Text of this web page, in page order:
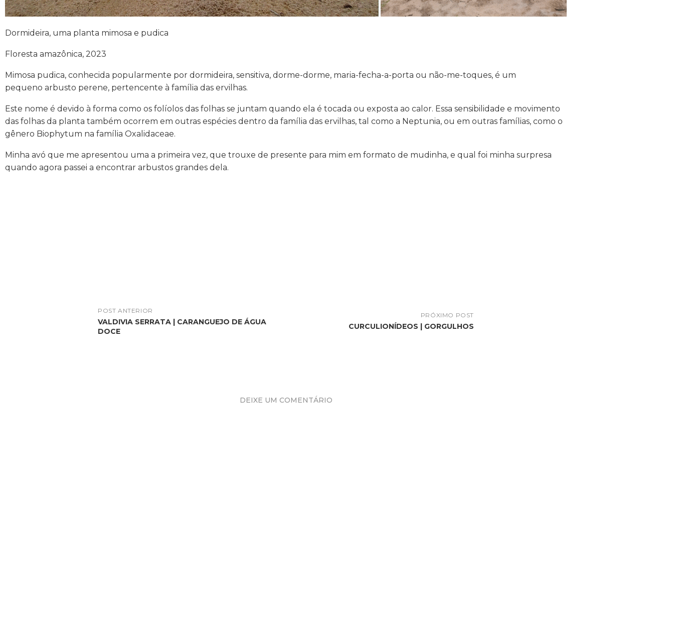
Dormideira, uma planta mimosa e pudica
Floresta amazônica, 2023
Mimosa pudica, conhecida popularmente por dormideira, sensitiva, dorme-dorme, maria-fecha-a-porta ou não-me-toques, é um
pequeno arbusto perene, pertencente à família das ervilhas.
Este nome é devido à forma como os folíolos das folhas se juntam quando ela é tocada ou exposta ao calor. Essa sensibilidade e movimento
das folhas da planta também ocorrem em outras espécies dentro da família das ervilhas, tal como a Neptunia, ou em outras famílias, como o
gênero Biophytum na família Oxalidaceae.
Minha avó que me apresentou uma a primeira vez, que trouxe de presente para mim em formato de mudinha, e qual foi minha surpresa
quando agora passei a encontrar arbustos grandes dela.
POST ANTERIOR
VALDIVIA SERRATA | CARANGUEJO DE ÁGUA
DOCE
PRÓXIMO POST
CURCULIONÍDEOS | GORGULHOS
DEIXE UM COMENTÁRIO